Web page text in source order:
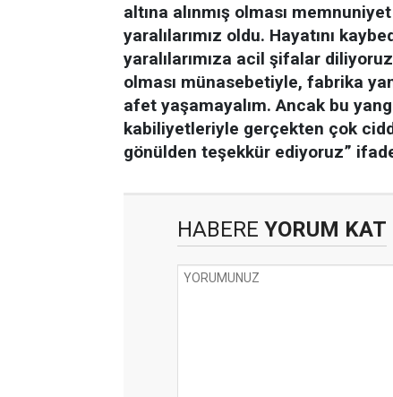
altına alınmış olması
yaralılarımız oldu. Hayatını
yaralılarımıza acil şifalar
olması münasebetiyle, fabrika
afet yaşamayalım. Ancak bu
kabiliyetleriyle gerçekten çok
gönülden teşekkür ediyoruz”
HABERE YORUM KAT